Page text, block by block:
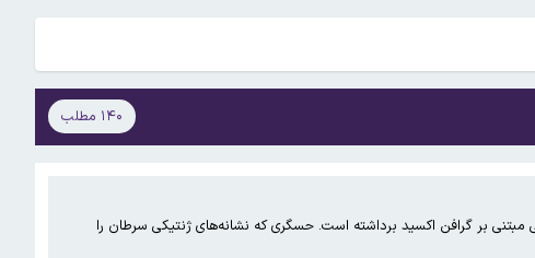
۱۴۰ مطلب
بر گرافن اکسید برداشته است. حسگری که نشانه‌های ژنتیکی سرطان را